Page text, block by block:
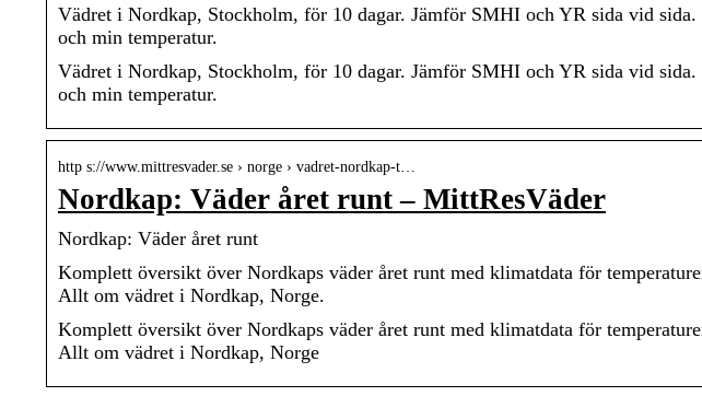
Vädret i Nordkap, Stockholm, för 10 dagar. Jämför SMHI och YR sida vid sida.
och min temperatur.
Vädret i Nordkap, Stockholm, för 10 dagar. Jämför SMHI och YR sida vid sida.
och min temperatur.
http s://www.mittresvader.se › norge › vadret-nordkap-t…
Nordkap: Väder året runt – MittResVäder
Nordkap: Väder året runt
Komplett översikt över Nordkaps väder året runt med klimatdata för
Allt om vädret i Nordkap, Norge.
Komplett översikt över Nordkaps väder året runt med klimatdata för
Allt om vädret i Nordkap, Norge